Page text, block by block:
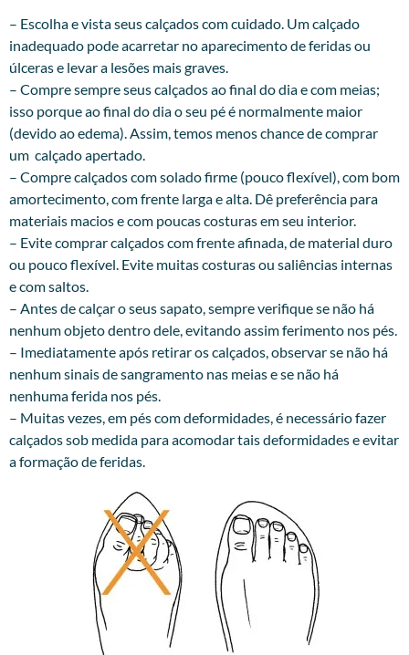
– Escolha e vista seus calçados com cuidado. Um calçado
inadequado pode acarretar no aparecimento de feridas ou
úlceras e levar a lesões mais graves.
– Compre sempre seus calçados ao final do dia e com meias;
isso porque ao final do dia o seu pé é normalmente maior
(devido ao edema). Assim, temos menos chance de comprar
um calçado apertado.
– Compre calçados com solado firme (pouco flexível), com bom
amortecimento, com frente larga e alta. Dê preferência para
materiais macios e com poucas costuras em seu interior.
– Evite comprar calçados com frente afinada, de material duro
ou pouco flexível. Evite muitas costuras ou saliências internas
e com saltos.
– Antes de calçar o seus sapato, sempre verifique se não há
nenhum objeto dentro dele, evitando assim ferimento nos pés.
– Imediatamente após retirar os calçados, observar se não há
nenhum sinais de sangramento nas meias e se não há
nenhuma ferida nos pés.
– Muitas vezes, em pés com deformidades, é necessário fazer
calçados sob medida para acomodar tais deformidades e evitar
a formação de feridas.